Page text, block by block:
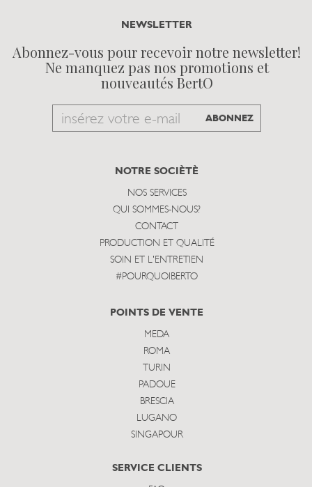
NEWSLETTER
Abonnez-vous pour recevoir notre newsletter!
Ne manquez pas nos promotions et
nouveautés BertO
Email
subscribe
ABONNEZ
NOTRE SOCIÈTÈ
NOS SERVICES
QUI SOMMES-NOUS?
CONTACT
PRODUCTION ET QUALITÉ
SOIN ET L'ENTRETIEN
#POURQUOIBERTO
POINTS DE VENTE
MEDA
ROMA
TURIN
PADOUE
BRESCIA
LUGANO
SINGAPOUR
SERVICE CLIENTS